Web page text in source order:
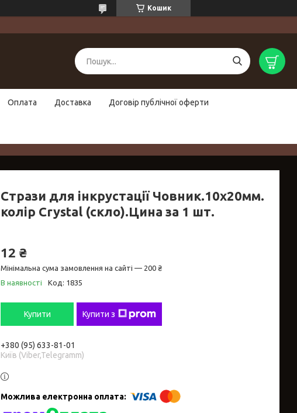
Кошик
Оплата Доставка Договір публічної оферти
Стрази для інкрустації Човник.10х20мм.
колір Crystal (скло).Цина за 1 шт.
12 ₴
Мінімальна сума замовлення на сайті — 200 ₴
В наявності
Код: 1835
Купити Купити з
+380 (95) 633-81-01
Київ (Viber,Telegramm)